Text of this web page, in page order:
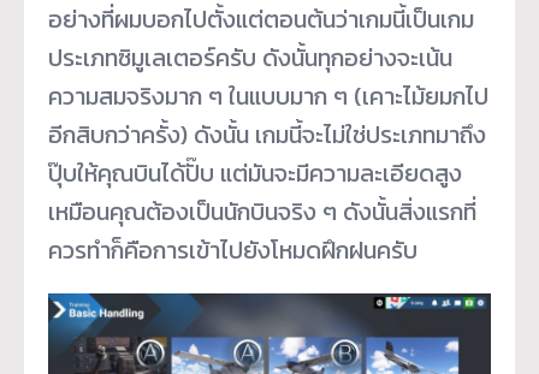
อย่างที่ผมบอกไปตั้งแต่ตอนต้นว่าเกมนี้เป็นเกม
ประเภทซิมูเลเตอร์ครับ ดังนั้นทุกอย่างจะเน้น
ความสมจริงมาก ๆ ในแบบมาก ๆ (เคาะไม้ยมกไป
อีกสิบกว่าครั้ง) ดังนั้น เกมนี้จะไม่ใช่ประเภทมาถึง
ปุ๊บให้คุณบินได้ปั๊บ แต่มันจะมีความละเอียดสูง
เหมือนคุณต้องเป็นนักบินจริง ๆ ดังนั้นสิ่งแรกที่
ควรทำก็คือการเข้าไปยังโหมดฝึกฝนครับ